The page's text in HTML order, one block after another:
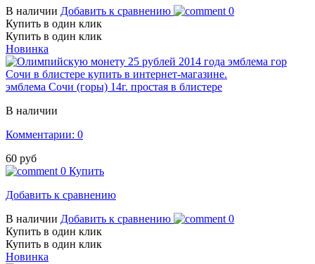
В наличии Добавить к сравнению
0
Купить в один клик
Купить в один клик
Новинка
эмблема Сочи (горы) 14г. простая в блистере
В наличии
Комментарии: 0
60 руб
0 Купить
Добавить к сравнению
В наличии Добавить к сравнению
0
Купить в один клик
Купить в один клик
Новинка